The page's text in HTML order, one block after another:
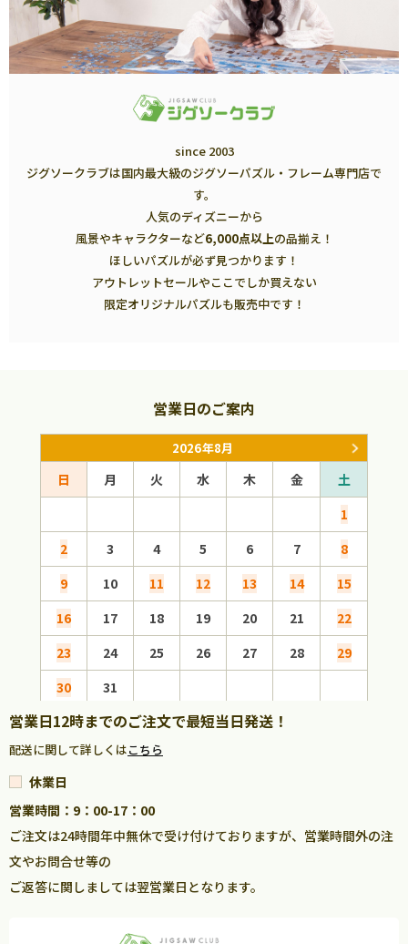
since 2003
ジグソークラブは国内最大級のジグソーパズル・フレーム専門店で
す。
人気のディズニーから
風景やキャラクターなど6,000点以上の品揃え！
ほしいパズルが必ず見つかります！
アウトレットセールやここでしか買えない
限定オリジナルパズルも販売中です！
営業日のご案内
2026年8月
日 月 火 水 木 金
土
1
2
3 4 5 6 7
8
9
10 11 12 13 14
15
16
17 18 19 20 21
22
23
24 25 26 27 28
29
30
31
営業日12時までのご注文で最短当日発送！
配送に関して詳しくはこちら
休業日
営業時間：9：00-17：00
ご注文は24時間年中無休で受け付けておりますが、営業時間外の注
文やお問合せ等の
ご返答に関しましては翌営業日となります。